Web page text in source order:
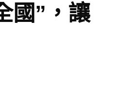
國”，讓